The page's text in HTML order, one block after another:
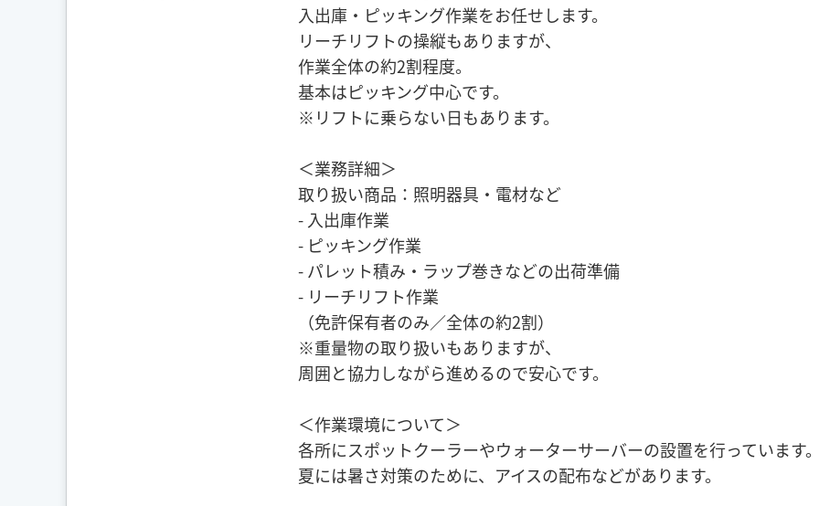
入出庫・ピッキング作業をお任せします。
リーチリフトの操縦もありますが、
作業全体の約2割程度。
基本はピッキング中心です。
※リフトに乗らない日もあります。
＜業務詳細＞
取り扱い商品：照明器具・電材など
- 入出庫作業
- ピッキング作業
- パレット積み・ラップ巻きなどの出荷準備
- リーチリフト作業
（免許保有者のみ／全体の約2割）
※重量物の取り扱いもありますが、
周囲と協力しながら進めるので安心です。
＜作業環境について＞
各所にスポットクーラーやウォーターサーバーの設置を行っています
夏には暑さ対策のために、アイスの配布などがあります。